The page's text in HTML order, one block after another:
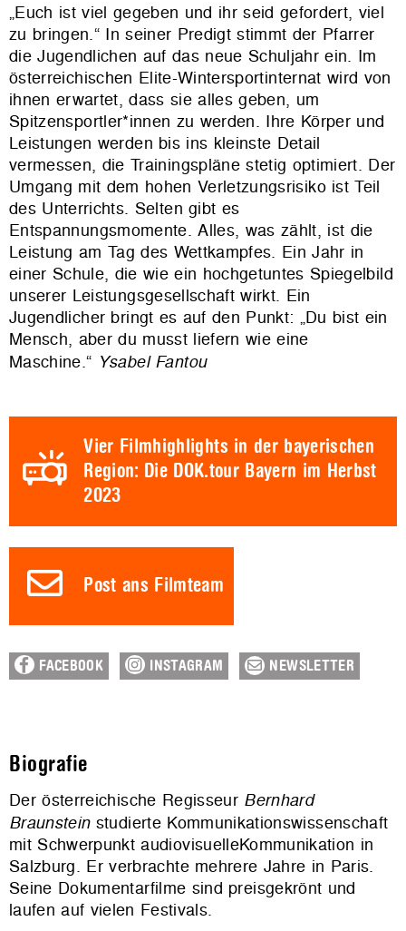
„Euch ist viel gegeben und ihr seid gefordert, viel
zu bringen.“ In seiner Predigt stimmt der Pfarrer
die Jugendlichen auf das neue Schuljahr ein. Im
österreichischen Elite-Wintersportinternat wird von
ihnen erwartet, dass sie alles geben, um
Spitzensportler*innen zu werden. Ihre Körper und
Leistungen werden bis ins kleinste Detail
vermessen, die Trainingspläne stetig optimiert. Der
Umgang mit dem hohen Verletzungsrisiko ist Teil
des Unterrichts. Selten gibt es
Entspannungsmomente. Alles, was zählt, ist die
Leistung am Tag des Wettkampfes. Ein Jahr in
einer Schule, die wie ein hochgetuntes Spiegelbild
unserer Leistungsgesellschaft wirkt. Ein
Jugendlicher bringt es auf den Punkt: „Du bist ein
Mensch, aber du musst liefern wie eine
Maschine.“ Ysabel Fantou
Vier Filmhighlights in der bayerischen
Region: Die DOK.tour Bayern im Herbst
2023
Post ans Filmteam
FACEBOOK INSTAGRAM NEWSLETTER
Biografie
Der österreichische Regisseur Bernhard
Braunstein studierte Kommunikationswissenschaft
mit Schwerpunkt audiovisuelleKommunikation in
Salzburg. Er verbrachte mehrere Jahre in Paris.
Seine Dokumentarfilme sind preisgekrönt und
laufen auf vielen Festivals.